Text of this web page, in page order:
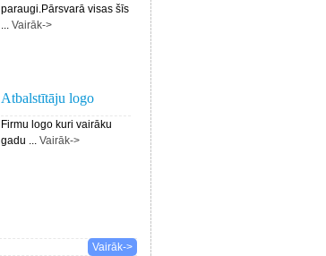
paraugi.Pārsvarā visas šīs
... Vairāk->
Atbalstītāju logo
Firmu logo kuri vairāku
gadu ... Vairāk->
Vairāk->